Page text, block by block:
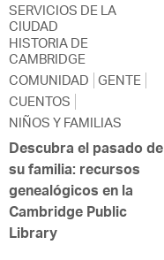
SERVICIOS DE LA
CIUDAD
HISTORIA DE
CAMBRIDGE
COMUNIDAD GENTE
CUENTOS
NIÑOS Y FAMILIAS
Descubra el pasado de
su familia: recursos
genealógicos en la
Cambridge Public
Library